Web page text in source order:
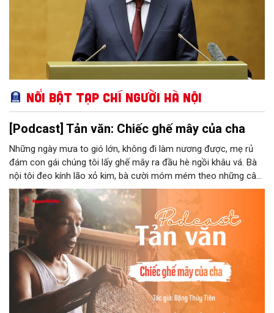
Nổi bật Tạp chí Người Hà Nội
[Podcast] Tản văn: Chiếc ghế mây của cha
Những ngày mưa to gió lớn, không đi làm nương được, mẹ rủ
đám con gái chúng tôi lấy ghế mây ra đầu hè ngồi khâu vá. Bà
nội tôi đeo kính lão xỏ kim, bà cười móm mém theo những câu
chuyện kể tếu táo của đám trẻ chúng tôi. Chiếc ghế mây phát
ra âm thanh kin kít chịu đựng sức nặng cơ thể con người theo
những điệu cười khúc khích.